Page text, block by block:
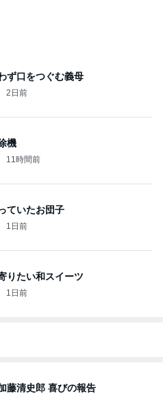
ず口をつぐむ義母
2日前
機
11時間前
ていたお団子
1日前
りたい和スイーツ
1日前
藤清史郎 喜びの報告